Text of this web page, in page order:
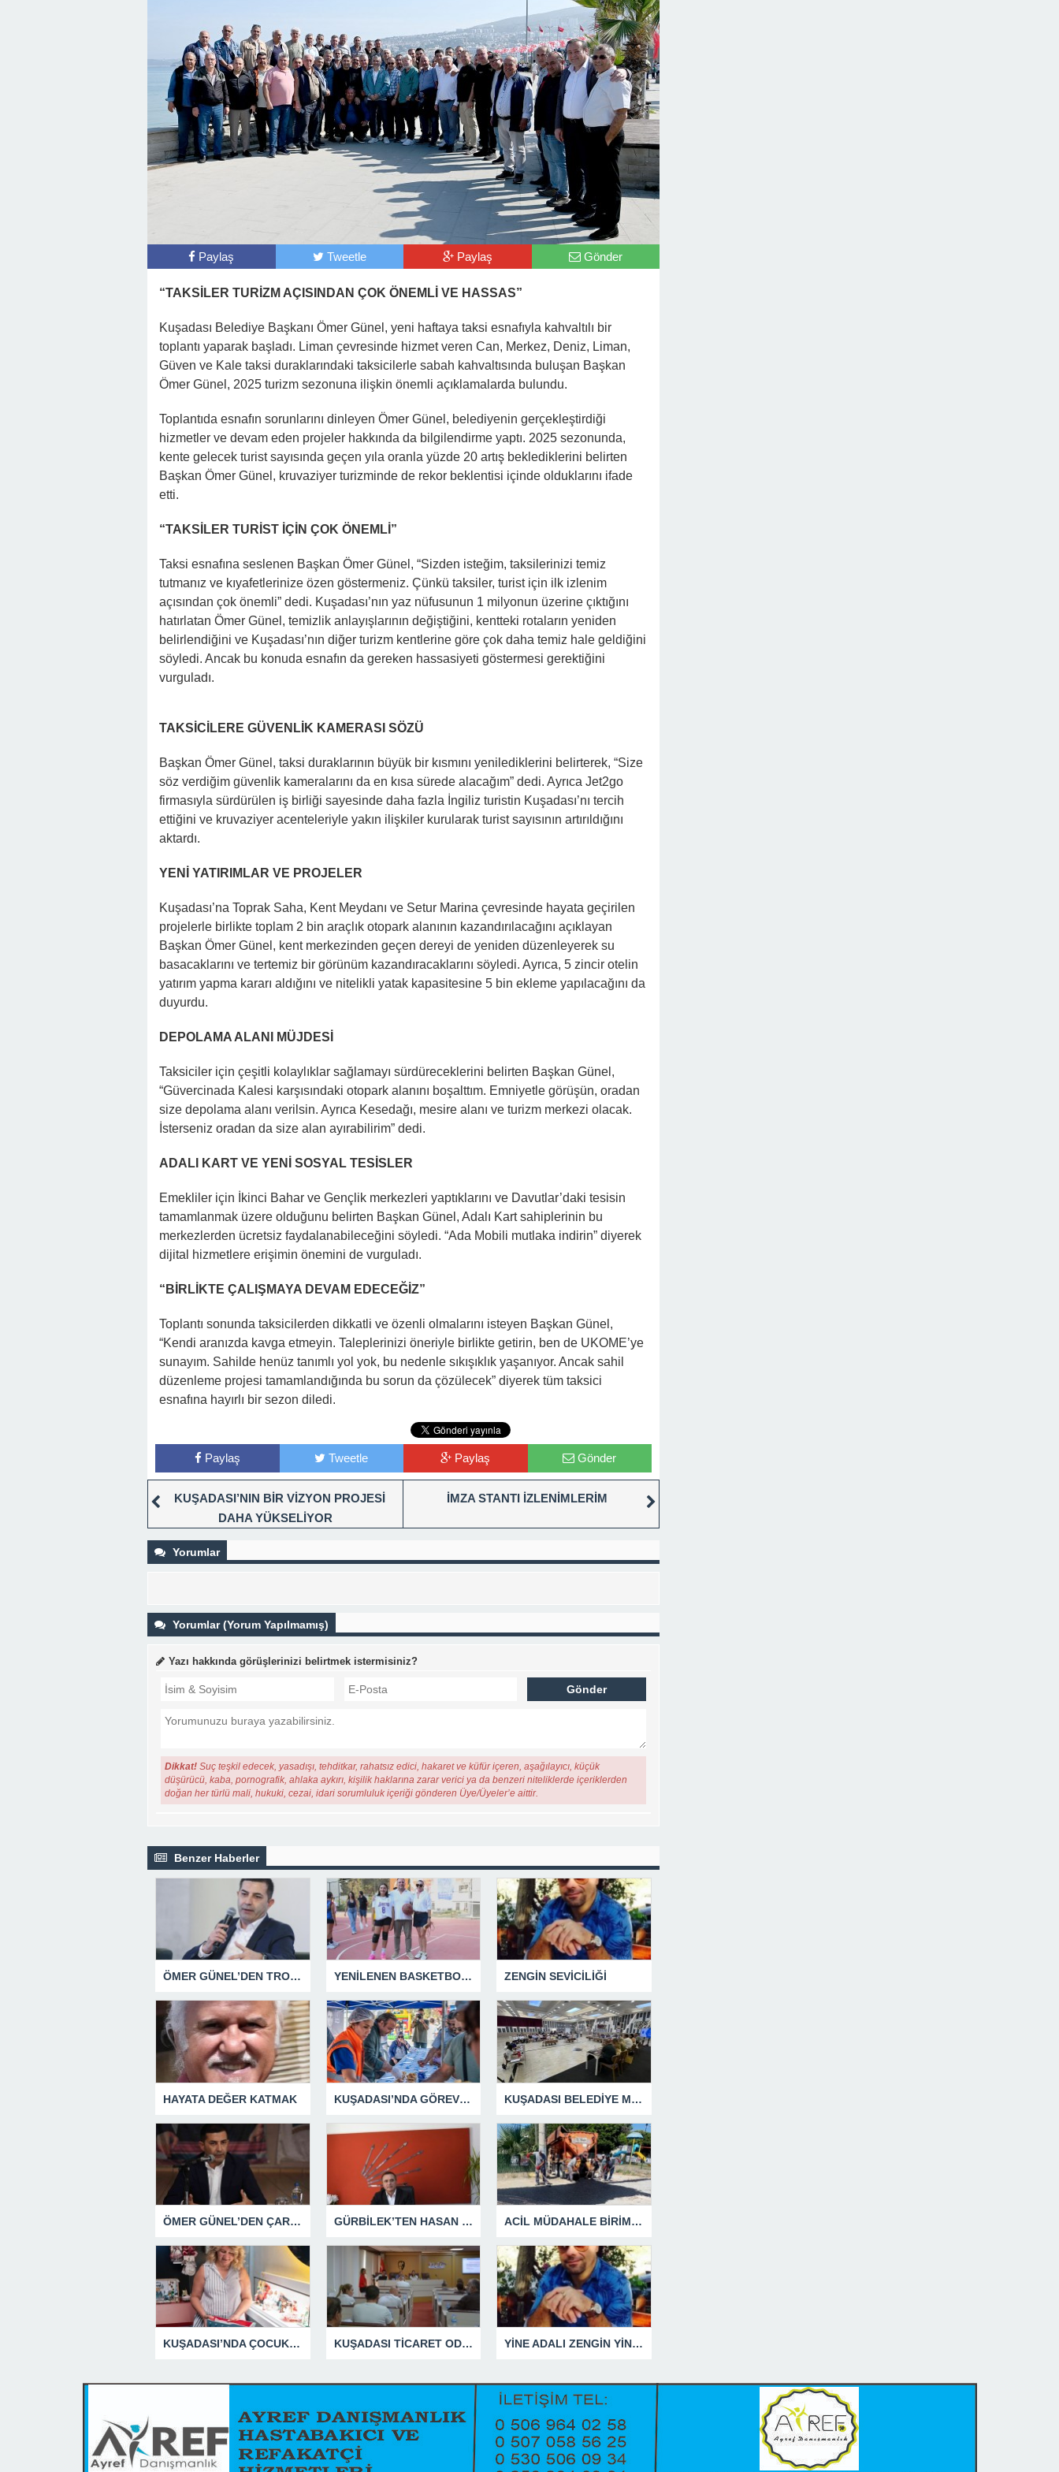
Paylaş Tweetle Paylaş Gönder
“TAKSİLER TURİZM AÇISINDAN ÇOK ÖNEMLİ VE HASSAS”
Kuşadası Belediye Başkanı Ömer Günel, yeni haftaya taksi esnafıyla kahvaltılı bir
toplantı yaparak başladı. Liman çevresinde hizmet veren Can, Merkez, Deniz, Liman,
Güven ve Kale taksi duraklarındaki taksicilerle sabah kahvaltısında buluşan Başkan
Ömer Günel, 2025 turizm sezonuna ilişkin önemli açıklamalarda bulundu.
Toplantıda esnafın sorunlarını dinleyen Ömer Günel, belediyenin gerçekleştirdiği
hizmetler ve devam eden projeler hakkında da bilgilendirme yaptı. 2025 sezonunda,
kente gelecek turist sayısında geçen yıla oranla yüzde 20 artış beklediklerini belirten
Başkan Ömer Günel, kruvaziyer turizminde de rekor beklentisi içinde olduklarını ifade
etti.
“TAKSİLER TURİST İÇİN ÇOK ÖNEMLİ”
Taksi esnafına seslenen Başkan Ömer Günel, “Sizden isteğim, taksilerinizi temiz
tutmanız ve kıyafetlerinize özen göstermeniz. Çünkü taksiler, turist için ilk izlenim
açısından çok önemli” dedi. Kuşadası’nın yaz nüfusunun 1 milyonun üzerine çıktığını
hatırlatan Ömer Günel, temizlik anlayışlarının değiştiğini, kentteki rotaların yeniden
belirlendiğini ve Kuşadası’nın diğer turizm kentlerine göre çok daha temiz hale geldiğini
söyledi. Ancak bu konuda esnafın da gereken hassasiyeti göstermesi gerektiğini
vurguladı.
TAKSİCİLERE GÜVENLİK KAMERASI SÖZÜ
Başkan Ömer Günel, taksi duraklarının büyük bir kısmını yenilediklerini belirterek, “Size
söz verdiğim güvenlik kameralarını da en kısa sürede alacağım” dedi. Ayrıca Jet2go
firmasıyla sürdürülen iş birliği sayesinde daha fazla İngiliz turistin Kuşadası’nı tercih
ettiğini ve kruvaziyer acenteleriyle yakın ilişkiler kurularak turist sayısının artırıldığını
aktardı.
YENİ YATIRIMLAR VE PROJELER
Kuşadası’na Toprak Saha, Kent Meydanı ve Setur Marina çevresinde hayata geçirilen
projelerle birlikte toplam 2 bin araçlık otopark alanının kazandırılacağını açıklayan
Başkan Ömer Günel, kent merkezinden geçen dereyi de yeniden düzenleyerek su
basacaklarını ve tertemiz bir görünüm kazandıracaklarını söyledi. Ayrıca, 5 zincir otelin
yatırım yapma kararı aldığını ve nitelikli yatak kapasitesine 5 bin ekleme yapılacağını da
duyurdu.
DEPOLAMA ALANI MÜJDESİ
Taksiciler için çeşitli kolaylıklar sağlamayı sürdüreceklerini belirten Başkan Günel,
“Güvercinada Kalesi karşısındaki otopark alanını boşalttım. Emniyetle görüşün, oradan
size depolama alanı verilsin. Ayrıca Kesedağı, mesire alanı ve turizm merkezi olacak.
İsterseniz oradan da size alan ayırabilirim” dedi.
ADALI KART VE YENİ SOSYAL TESİSLER
Emekliler için İkinci Bahar ve Gençlik merkezleri yaptıklarını ve Davutlar’daki tesisin
tamamlanmak üzere olduğunu belirten Başkan Günel, Adalı Kart sahiplerinin bu
merkezlerden ücretsiz faydalanabileceğini söyledi. “Ada Mobili mutlaka indirin” diyerek
dijital hizmetlere erişimin önemini de vurguladı.
“BİRLİKTE ÇALIŞMAYA DEVAM EDECEĞİZ”
Toplantı sonunda taksicilerden dikkatli ve özenli olmalarını isteyen Başkan Günel,
“Kendi aranızda kavga etmeyin. Taleplerinizi öneriyle birlikte getirin, ben de UKOME’ye
sunayım. Sahilde henüz tanımlı yol yok, bu nedenle sıkışıklık yaşanıyor. Ancak sahil
düzenleme projesi tamamlandığında bu sorun da çözülecek” diyerek tüm taksici
esnafına hayırlı bir sezon diledi.
Paylaş Tweetle Paylaş Gönder
KUŞADASI’NIN BİR VİZYON PROJESİ
DAHA YÜKSELİYOR
İMZA STANTI İZLENİMLERİM
Yorumlar
Yorumlar (Yorum Yapılmamış)
Yazı hakkında görüşlerinizi belirtmek istermisiniz?
Dikkat! Suç teşkil edecek, yasadışı, tehditkar, rahatsız edici, hakaret ve küfür içeren, aşağılayıcı, küçük
düşürücü, kaba, pornografik, ahlaka aykırı, kişilik haklarına zarar verici ya da benzeri niteliklerde içeriklerden
doğan her türlü mali, hukuki, cezai, idari sorumluluk içeriği gönderen Üye/Üyeler’e aittir.
Benzer Haberler
ÖMER GÜNEL’DEN TROLLERE YÖNELİK SUÇ DUYURUSU YENİLENEN BASKETBOL SAHASINA EFE İBRİKOĞLU’NUN ADI VERİLDİ ZENGİN SEVİCİLİĞİ
HAYATA DEĞER KATMAK KUŞADASI’NDA GÖREV ŞEHİTLERİ UNUTULMADI KUŞADASI BELEDİYE MECLİSİ’NDEN ÖNEMLİ KARARLAR
ÖMER GÜNEL’DEN ÇARPICI AÇIKLAMALAR GÜRBİLEK’TEN HASAN SARGIN’A YANIT GECİKMEDİ ACİL MÜDAHALE BİRİMİ HİZMETİNİ SÜRDÜRÜYOR
KUŞADASI’NDA ÇOCUKLUĞUN HATIRALARI OYUNCAK MÜZESİNDE HAYAT BULACAK KUŞADASI TİCARET ODASI TEMMUZ MECLİSİNDE YEREL İŞLETMELERE ANLAMLI DESTEK YİNE ADALI ZENGİN YİNE BEN DEDİ